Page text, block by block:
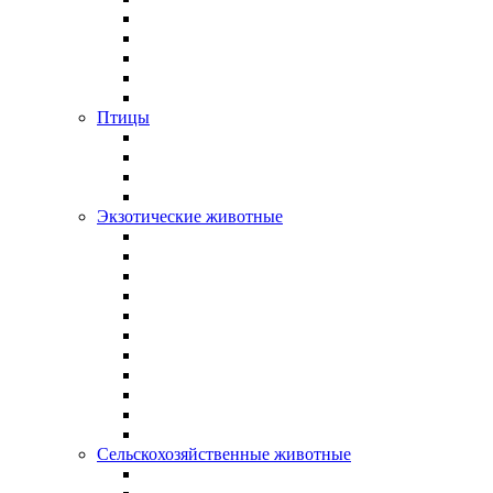
Птицы
Экзотические животные
Сельскохозяйственные животные